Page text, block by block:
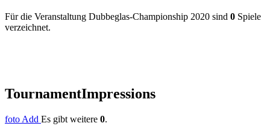
Für die Veranstaltung Dubbeglas-Championship 2020 sind 0 Spiele
verzeichnet.
TournamentImpressions
foto Add Es gibt weitere 0.